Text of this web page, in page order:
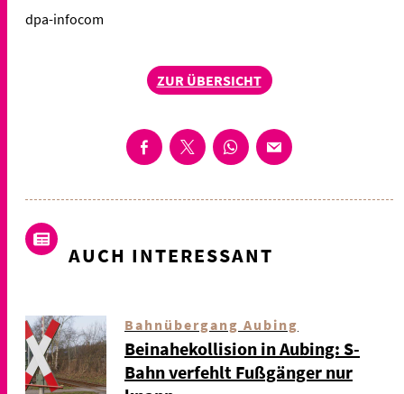
dpa-infocom
ZUR ÜBERSICHT
AUCH INTERESSANT
Bahnübergang Aubing
Beinahekollision in Aubing: S-
Bahn verfehlt Fußgänger nur